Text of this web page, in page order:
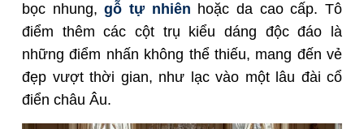
bọc nhung,gỗ tự nhiên hoặc da cao cấp. Tô
điểm thêm các cột trụ kiểu dáng độc đáo là
những điểm nhấn không thể thiếu, mang đến vẻ
đẹp vượt thời gian, như lạc vào một lâu đài cổ
điển châu Âu.